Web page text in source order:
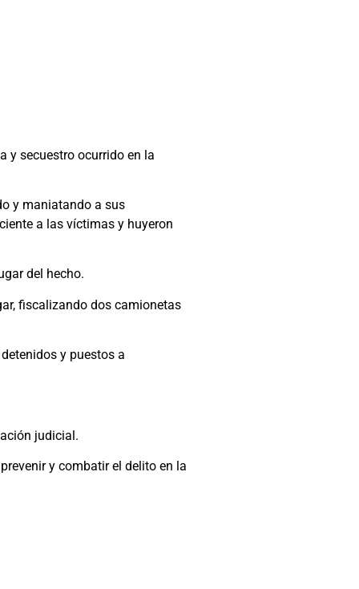
y secuestro ocurrido en la
y maniatando a sus
a las víctimas y huyeron
del hecho.
fiscalizando dos camionetas
y puestos a
judicial.
y combatir el delito en la